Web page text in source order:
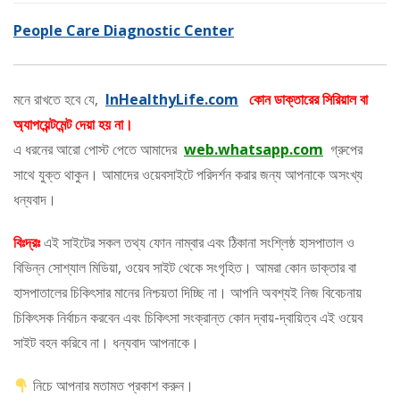
People Care Diagnostic Center
মনে রাখতে হবে যে, InHealthyLife.com কোন ডাক্তারের সিরিয়াল বা
অ্যাপয়েন্টমেন্ট দেয়া হয় না।
এ ধরনের আরো পোস্ট পেতে আমাদের web.whatsapp.com গ্রুপের
সাথে যুক্ত থাকুন। আমাদের ওয়েবসাইটে পরিদর্শন করার জন্য আপনাকে অসংখ্য
ধন্যবাদ।
বিঃদ্রঃএই সাইটের সকল তথ্য ফোন নাম্বার এবং ঠিকানা সংশ্লিষ্ঠ হাসপাতাল ও
বিভিন্ন সোশ্যাল মিডিয়া, ওয়েব সাইট থেকে সংগৃহিত। আমরা কোন ডাক্তার বা
হাসপাতালের চিকিৎসার মানের নিশ্চয়তা দিচ্ছি না। আপনি অবশ্যই নিজ বিবেচনায়
চিকিৎসক নির্বাচন করবেন এবং চিকিৎসা সংক্রান্ত কোন দ্বায়-দ্বায়িত্ব এই ওয়েব
সাইট বহন করিবে না। ধন্যবাদ আপনাকে।
নিচে আপনার মতামত প্রকাশ করুন।